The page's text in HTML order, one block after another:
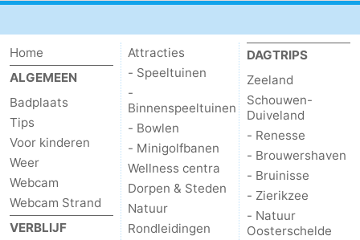
Home
ALGEMEEN
Badplaats
Tips
Voor kinderen
Weer
Webcam
Webcam Strand
VERBLIJF
Attracties
- Speeltuinen
-
Binnenspeeltuinen
- Bowlen
- Minigolfbanen
Wellness centra
Dorpen & Steden
Natuur
Rondleidingen
DAGTRIPS
Zeeland
Schouwen-
Duiveland
- Renesse
- Brouwershaven
- Bruinisse
- Zierikzee
- Natuur
Oosterschelde